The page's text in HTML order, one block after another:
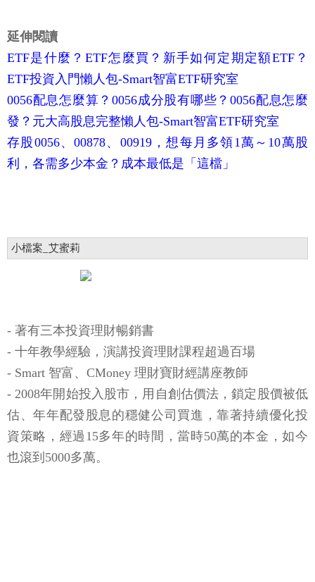
延伸閱讀
ETF是什麼？ETF怎麼買？新手如何定期定額ETF？
ETF投資入門懶人包-Smart智富ETF研究室
0056配息怎麼算？0056成分股有哪些？0056配息怎麼
發？元大高股息完整懶人包-Smart智富ETF研究室
存股0056、00878、00919，想每月多領1萬～10萬股
利，各需多少本金？成本最低是「這檔」
小檔案_艾蜜莉
- 著有三本投資理財暢銷書
- 十年教學經驗，演講投資理財課程超過百場
- Smart 智富、CMoney 理財寶財經講座教師
- 2008年開始投入股市，用自創估價法，鎖定股價被低
估、年年配發股息的穩健公司買進，靠著持續優化投
資策略，經過15多年的時間，當時50萬的本金，如今
也滾到5000多萬。